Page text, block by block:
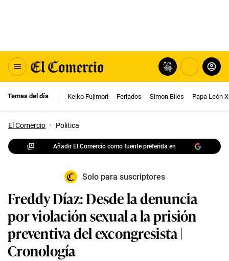
Temas del día Keiko Fujimori Feriados Simon Biles Papa León
El Comercio · Politica
Añadir El Comercio como fuente preferida en
Solo para suscriptores
Freddy Díaz: Desde la denuncia
por violación sexual a la prisión
preventiva del excongresista |
Cronología